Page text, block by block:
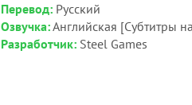
Перевод:Русский
Озвучка:Английская [Субтитры
Разработчик:Steel Games